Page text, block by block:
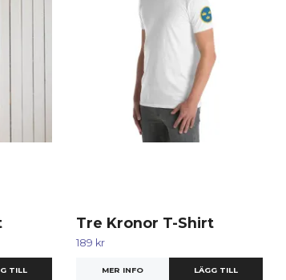
TILL
Tre Kronor T-Shirt
189 kr
MER INFO LÄGG TILL